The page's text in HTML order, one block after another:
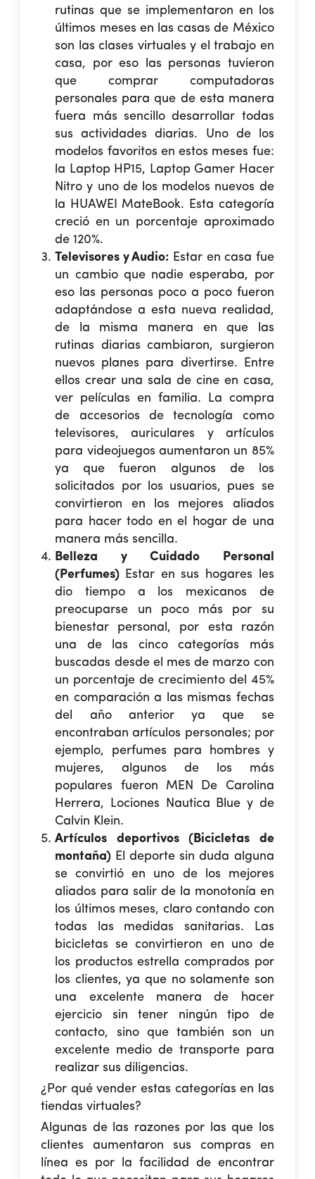
rutinas que se implementaron en los
últimos meses en las casas de México
son las clases virtuales y el trabajo en
casa, por eso las personas tuvieron
que comprar computadoras
personales para que de esta manera
fuera más sencillo desarrollar todas
sus actividades diarias. Uno de los
modelos favoritos en estos meses fue:
la Laptop HP15, Laptop Gamer Hacer
Nitro y uno de los modelos nuevos de
la HUAWEI MateBook. Esta categoría
creció en un porcentaje aproximado
de 120%.
Televisores y Audio: Estar en casa fue
un cambio que nadie esperaba, por
eso las personas poco a poco fueron
adaptándose a esta nueva realidad,
de la misma manera en que las
rutinas diarias cambiaron, surgieron
nuevos planes para divertirse. Entre
ellos crear una sala de cine en casa,
ver películas en familia. La compra
de accesorios de tecnología como
televisores, auriculares y artículos
para videojuegos aumentaron un 85%
ya que fueron algunos de los
solicitados por los usuarios, pues se
convirtieron en los mejores aliados
para hacer todo en el hogar de una
manera más sencilla.
Belleza y Cuidado Personal
(Perfumes)
Estar en sus hogares les
dio tiempo a los mexicanos de
preocuparse un poco más por su
bienestar personal, por esta razón
una de las cinco categorías más
buscadas desde el mes de marzo con
un porcentaje de crecimiento del 45%
en comparación a las mismas fechas
del año anterior ya que se
encontraban artículos personales; por
ejemplo, perfumes para hombres y
mujeres, algunos de los más
populares fueron MEN De Carolina
Herrera, Lociones Nautica Blue y de
Calvin Klein.
Artículos deportivos (Bicicletas de
montaña) El deporte sin duda alguna
se convirtió en uno de los mejores
aliados para salir de la monotonía en
los últimos meses, claro contando con
todas las medidas sanitarias. Las
bicicletas se convirtieron en uno de
los productos estrella comprados por
los clientes, ya que no solamente son
una excelente manera de hacer
ejercicio sin tener ningún tipo de
contacto, sino que también son un
excelente medio de transporte para
realizar sus diligencias.
¿Por qué vender estas categorías en las
tiendas virtuales?
Algunas de las razones por las que los
clientes aumentaron sus compras en
línea es por la facilidad de encontrar